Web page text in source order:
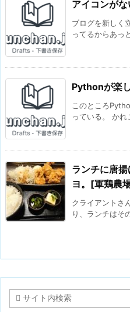
アイコンが
ブログを新しく
ってるからあっ
Pythonが楽
このところ
っている。 か
ランチに唐
ヨ。[軍鶏農
クライアントさ
り、ランチはそ